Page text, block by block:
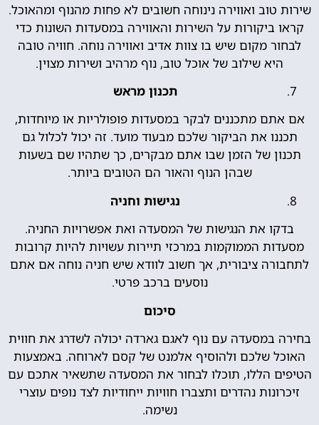
שירות טוב ואווירה נינוחה חשובים לא פחות מהנוף ומהאוכל.
קראו ביקורות על השירות והאווירה במסעדות השונות כדי
לבחור מקום שיש בו צוות אדיב ואווירה נוחה. חוויה טובה
היא שילוב של אוכל טוב, נוף מרהיב ושירות מצוין.
תכנון מראש
אם אתם מתכננים לבקר במסעדות פופולריות או מיוחדות,
תכננו את הביקור שלכם מבעוד מועד. זה יכול לכלול גם
תכנון של הזמן שבו אתם מבקרים, כך שתהיו שם בשעות
שבהן הנוף והאור הם הטובים ביותר.
נגישות וחניה
בדקו את הנגישות של המסעדה ואת אפשרויות החניה.
מסעדות הממוקמות במרכזי תיירות עשויות להיות קרובות
לתחבורה ציבורית, אך חשוב לוודא שיש חניה נוחה אם אתם
נוסעים ברכב פרטי.
סיכום
בחירה במסעדה עם נוף לאגם גארדה יכולה לשדרג את חווית
האוכל שלכם ולהוסיף אלמנט של קסם לארוחה. באמצעות
הטיפים הללו, תוכלו לבחור את המסעדה שתשאיר אתכם עם
זיכרונות נהדרים ותצברו חוויות ייחודיות לצד נופים עוצרי
נשימה.